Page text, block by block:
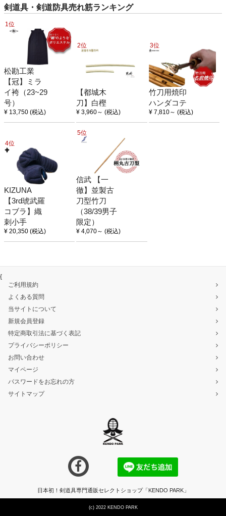
剣道具・剣道防具売れ筋ランキング
1位
松勘工業
【冠】ミラ
イ袴（23~29
号）
¥ 13,750 (税込)
2位
【都城木
刀】白樫
¥ 3,960～ (税込)
3位
竹刀用焼印
ハンダコテ
¥ 7,810～ (税込)
4位
KIZUNA
【3rd琥武羅
コブラ】織
刺小手
¥ 20,350 (税込)
5位
信武 【一
徹】並製古
刀型竹刀
（38/39男子
限定）
¥ 4,070～ (税込)
{
ご利用規約
よくある質問
当サイトについて
新規会員登録
特定商取引法に基づく表記
プライバシーポリシー
お問い合わせ
マイページ
パスワードをお忘れの方
サイトマップ
日本初！剣道具専門通販セレクトショップ「KENDO PARK」
(c) 2022 KENDO PARK